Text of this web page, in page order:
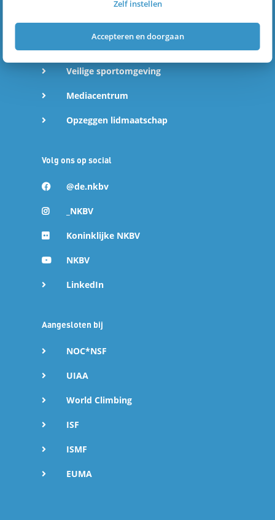
Zelf instellen
Accepteren en doorgaan
p
L
n
k
I
W
h
s
Duurzaamheid
Veilige sportomgeving
Mediacentrum
Opzeggen lidmaatschap
Volg ons op social
@de.nkbv
_NKBV
Koninklijke NKBV
NKBV
LinkedIn
Aangesloten bij
NOC*NSF
UIAA
World Climbing
ISF
ISMF
EUMA